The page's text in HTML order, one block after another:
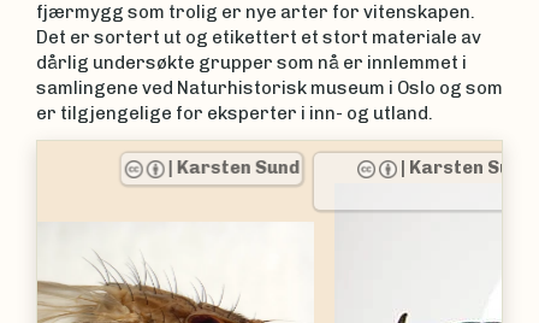
fjærmygg som trolig er nye arter for vitenskapen.
Det er sortert ut og etikettert et stort materiale av
dårlig undersøkte grupper som nå er innlemmet i
samlingene ved Naturhistorisk museum i Oslo og som
er tilgjengelige for eksperter i inn- og utland.
|Karsten Sund|Naturhistorisk museum,